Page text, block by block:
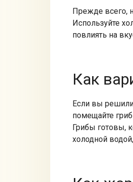
Прежде всего,
Используйте
повлиять на
Как
Если вы решили
помещайте
Грибы готовы,
холодной